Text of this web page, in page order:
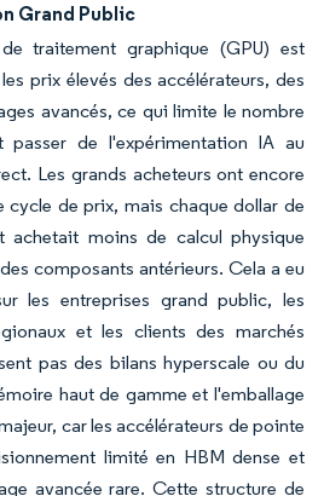
Grand Public
traitement graphique (GPU) est
prix élevés des accélérateurs, des
avancés, ce qui limite le nombre
passer de l'expérimentation IA au
Les grands acheteurs ont encore
cycle de prix, mais chaque dollar de
achetait moins de calcul physique
composants antérieurs. Cela a eu
les entreprises grand public, les
et les clients des marchés
pas des bilans hyperscale ou du
haut de gamme et l'emballage
car les accélérateurs de pointe
limité en HBM dense et
avancée rare. Cette structure de